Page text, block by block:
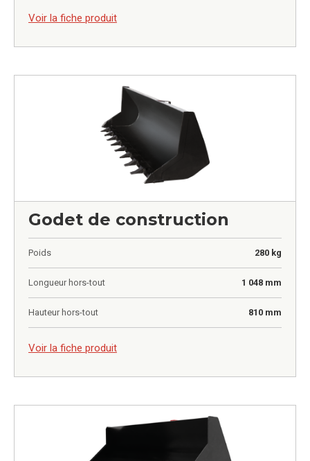
Voir la fiche produit
Godet de construction
Poids 280 kg
Longueur hors-tout 1 048 mm
Hauteur hors-tout 810 mm
Voir la fiche produit